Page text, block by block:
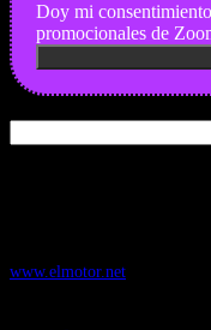
Doy mi
promocionales de
www.elmotor.net